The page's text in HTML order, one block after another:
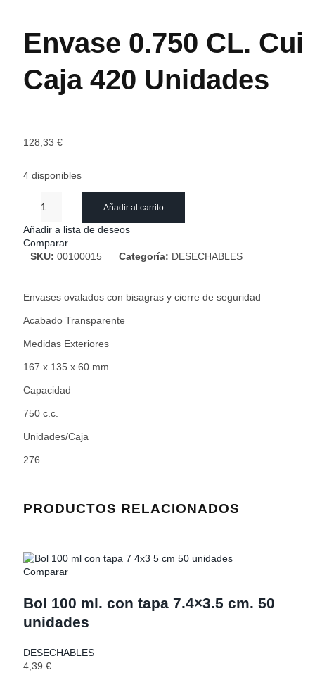
Envase 0.750 CL. Cui
Caja 420 Unidades
128,33 €
4 disponibles
Añadir al carrito
Añadir a lista de deseos
Comparar
SKU: 00100015 Categoría: DESECHABLES
Envases ovalados con bisagras y cierre de seguridad
Acabado Transparente
Medidas Exteriores
167 x 135 x 60 mm.
Capacidad
750 c.c.
Unidades/Caja
276
PRODUCTOS RELACIONADOS
Comparar
Bol 100 ml. con tapa 7.4×3.5 cm. 50
unidades
DESECHABLES
4,39 €